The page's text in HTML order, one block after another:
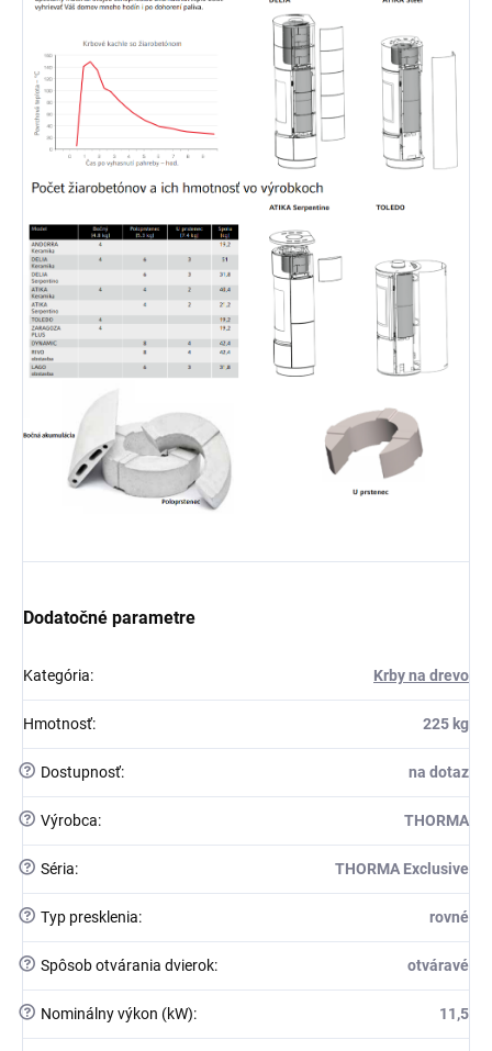
Dodatočné parametre
Kategória: Krby na drevo
Hmotnosť: 225 kg
? Dostupnosť: na dotaz
? Výrobca: THORMA
? Séria: THORMA Exclusive
? Typ presklenia: rovné
? Spôsob otvárania dvierok: otváravé
? Nominálny výkon (kW): 11,5